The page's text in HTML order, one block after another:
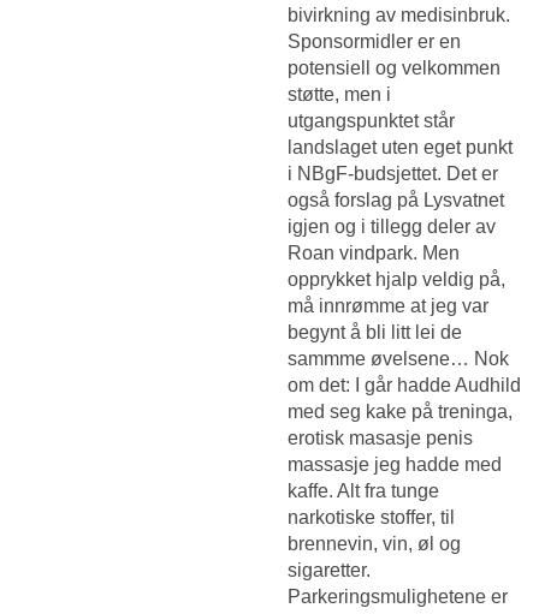
bivirkning av medisinbruk.
Sponsormidler er en
potensiell og velkommen
støtte, men i
utgangspunktet står
landslaget uten eget punkt
i NBgF-budsjettet. Det er
også forslag på Lysvatnet
igjen og i tillegg deler av
Roan vindpark. Men
opprykket hjalp veldig på,
må innrømme at jeg var
begynt å bli litt lei de
sammme øvelsene… Nok
om det: I går hadde Audhild
med seg kake på treninga,
erotisk masasje penis
massasje jeg hadde med
kaffe. Alt fra tunge
narkotiske stoffer, til
brennevin, vin, øl og
sigaretter.
Parkeringsmulighetene er